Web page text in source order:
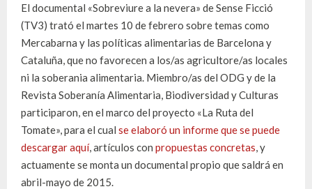
El documental «Sobreviure a la nevera» de Sense Ficció
(TV3) trató el martes 10 de febrero sobre temas como
Mercabarna y las políticas alimentarias de Barcelona y
Cataluña, que no favorecen a los/as agricultore/as locales
ni la soberania alimentaria. Miembro/as del ODG y de la
Revista Soberanía Alimentaria, Biodiversidad y Culturas
participaron, en el marco del proyecto «La Ruta del
Tomate», para el cual se elaboró un informe que se puede
descargar aquí, artículos con propuestas concretas , y
actuamente se monta un documental propio que saldrá en
abril-mayo de 2015.